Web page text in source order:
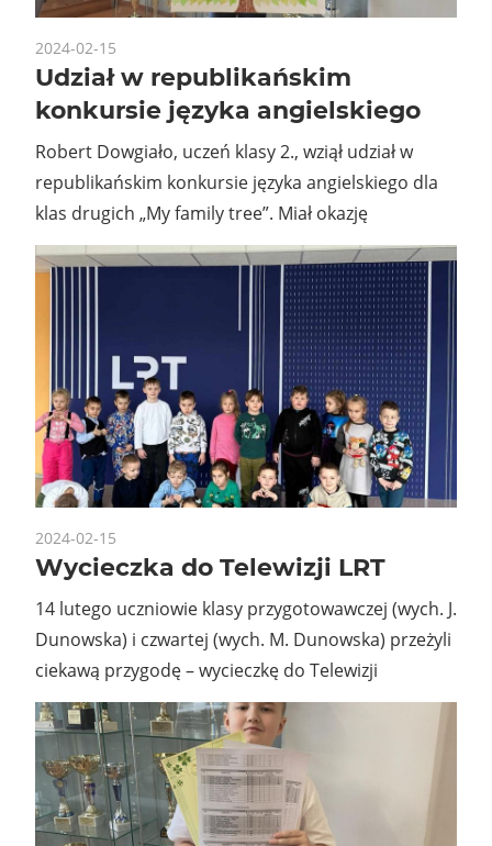
2024-02-15
Udział w republikańskim
konkursie języka angielskiego
Robert Dowgiało, uczeń klasy 2., wziął udział w
republikańskim konkursie języka angielskiego dla
klas drugich „My family tree”. Miał okazję
2024-02-15
Wycieczka do Telewizji LRT
14 lutego uczniowie klasy przygotowawczej (wych. J.
Dunowska) i czwartej (wych. M. Dunowska) przeżyli
ciekawą przygodę – wycieczkę do Telewizji